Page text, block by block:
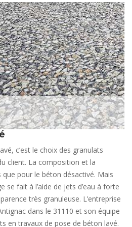
c’est le choix des granulats
client. La composition et la
pour le béton désactivé. Mais
se fait à l’aide de jets d’eau à forte
très granuleuse. L’entreprise
dans le 31110 et son équipe
en travaux de pose de béton lavé.